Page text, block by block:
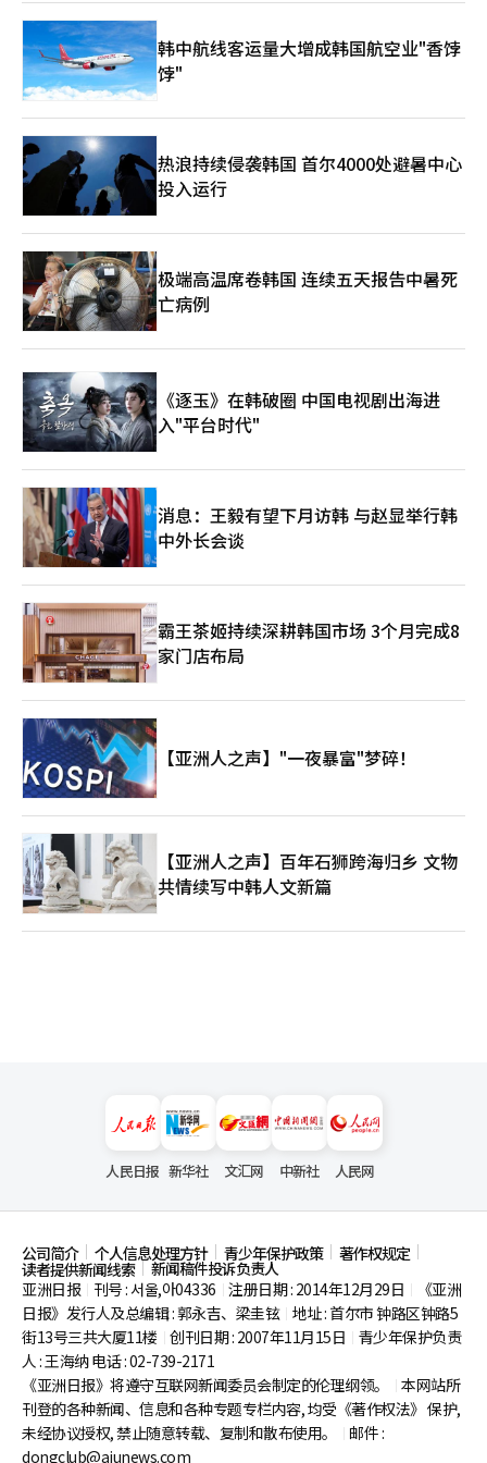
封锁导致的贸易障碍正在制约全球经济增长。尤其是由于中东战争
的影响，美国(2.0%)、欧元区(0.8%)、日本(0.6%)等主要国家的
增长率预计将放缓。G20国家的物价上涨率预计今年为4.0%，明
年为3.1%。 全球经济增长的最大下行风险被认为是中东战争的长
期化。如果战争持续，全球经济增长率可能下降最多0.7个百分
点，物价上涨率则可能上升0.4个百分点。 相反，中东战争的和平
谈判早日达成和全球人工智能(AI)需求的扩大将对全球经济复苏产
生积极影响。 OECD相关人士表示：“应采取货币政策应对通货膨
胀压力，并制定扩大税基等长期财政负担减轻的措施”，同时强
调“社会整体的结构改革，如能源供应链的多样化也是必要的”。
※ 本报道经人工智能（AI）系统翻译与编辑。
韩中航线客运量大增成韩国航空业"香饽
饽"
热浪持续侵袭韩国 首尔4000处避暑中心
投入运行
极端高温席卷韩国 连续五天报告中暑死
亡病例
《逐玉》在韩破圈 中国电视剧出海进
入"平台时代"
消息：王毅有望下月访韩 与赵显举行韩
中外长会谈
霸王茶姬持续深耕韩国市场 3个月完成8
家门店布局
【亚洲人之声】"一夜暴富"梦碎！
【亚洲人之声】百年石狮跨海归乡 文物
共情续写中韩人文新篇
人民日报 新华社 文汇网 中新社 人民网
公司简介 个人信息处理方针 青少年保护政策 著作权规定
读者提供新闻线索
新闻稿件投诉负责人
亚洲日报
刊号 : 서울,아04336 注册日期 : 2014年12月29日
《亚洲
日报》发行人及总编辑 : 郭永吉、梁圭铉 地址 : 首尔市钟路区钟路5
街13号三共大厦11楼 创刊日期 : 2007年11月15日
青少年保护负责
人 : 王海纳 电话 : 02-739-2171
《亚洲日报》将遵守互联网新闻委员会制定的伦理纲领。
本网站所
刊登的各种新闻、信息和各种专题专栏内容, 均受《著作权法》 保护,
未经协议授权, 禁止随意转载、复制和散布使用。
邮件 :
dongclub@ajunews.com